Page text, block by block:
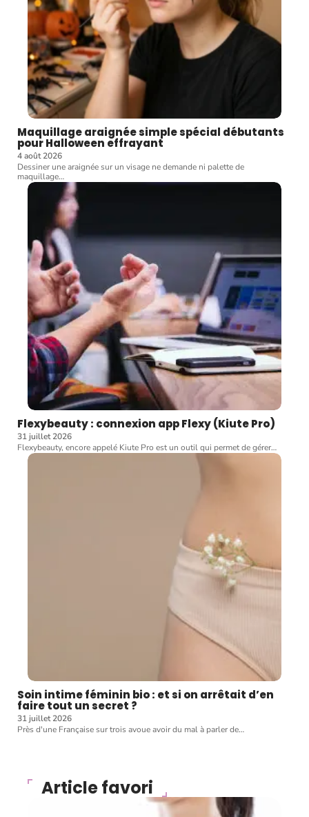
Maquillage araignée simple spécial débutants
pour Halloween effrayant
4 août 2026
Dessiner une araignée sur un visage ne demande ni palette de
maquillage…
Flexybeauty : connexion app Flexy (Kiute Pro)
31 juillet 2026
Flexybeauty, encore appelé Kiute Pro est un outil qui permet de gérer…
Soin intime féminin bio : et si on arrêtait d’en
faire tout un secret ?
31 juillet 2026
Près d'une Française sur trois avoue avoir du mal à parler de…
Article favori